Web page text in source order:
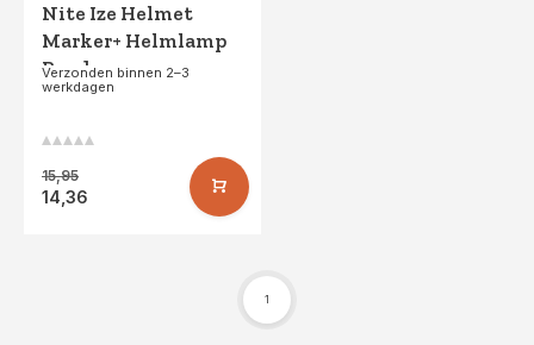
Nite Ize Helmet
Marker+ Helmlamp
Rood
Verzonden binnen 2–3
werkdagen
15,95
14,36
1